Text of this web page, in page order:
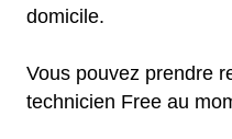
domicile.
Vous pouvez prendre
technicien Free au